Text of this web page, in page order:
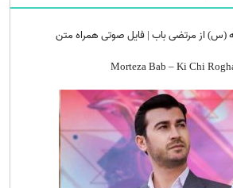
(س) از مرتضی باب | فایل صوتی همراه متن
Morteza Bab – Ki Chi